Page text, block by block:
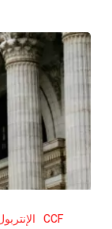
الوطنية
CCF